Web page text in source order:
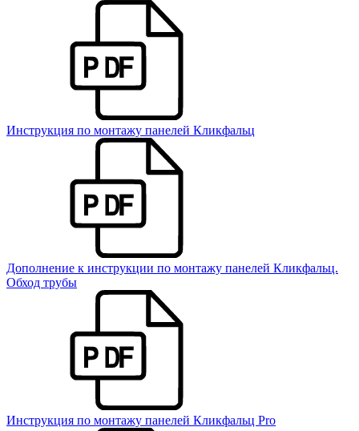
Инструкция по монтажу панелей Кликфальц
Дополнение к инструкции по монтажу панелей Кликфальц.
Обход трубы
Инструкция по монтажу панелей Кликфальц Pro